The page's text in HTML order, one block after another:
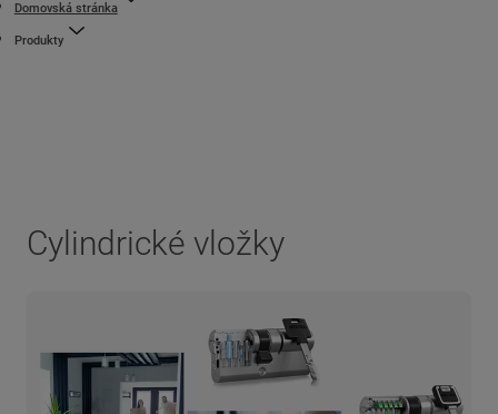
Domovská stránka
Produkty
Cylindrické vložky